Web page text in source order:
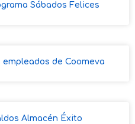
Sábados Felices
de Coomeva
Almacén Éxito